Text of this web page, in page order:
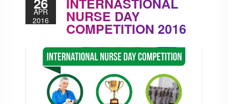
APR
2016
NURSE DAY
COMPETITION 2016